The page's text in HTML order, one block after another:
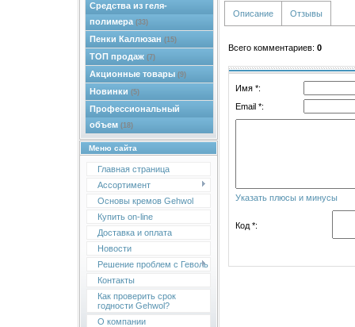
Средства из геля-
полимера (33)
Пенки Каллюзан (15)
ТОП продаж (7)
Акционные товары (9)
Новинки (5)
Профессиональный
объем (18)
Меню сайта
Главная страница
Ассортимент
Основы кремов Gehwol
Купить on-line
Доставка и оплата
Новости
Решение проблем с Геволь
Контакты
Как проверить срок
годности Gehwol?
О компании
Описание Отзывы
Всего комментариев: 0
Имя *:
Email *:
Указать плюсы и минусы
Код *: